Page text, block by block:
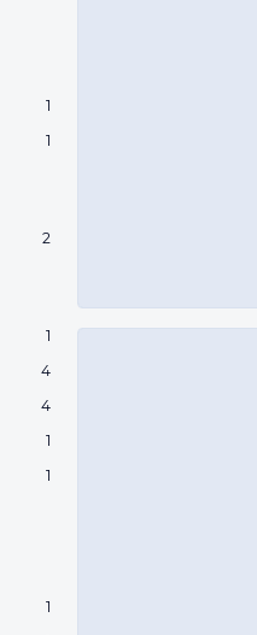
1
1
2
1
4
4
1
1
1